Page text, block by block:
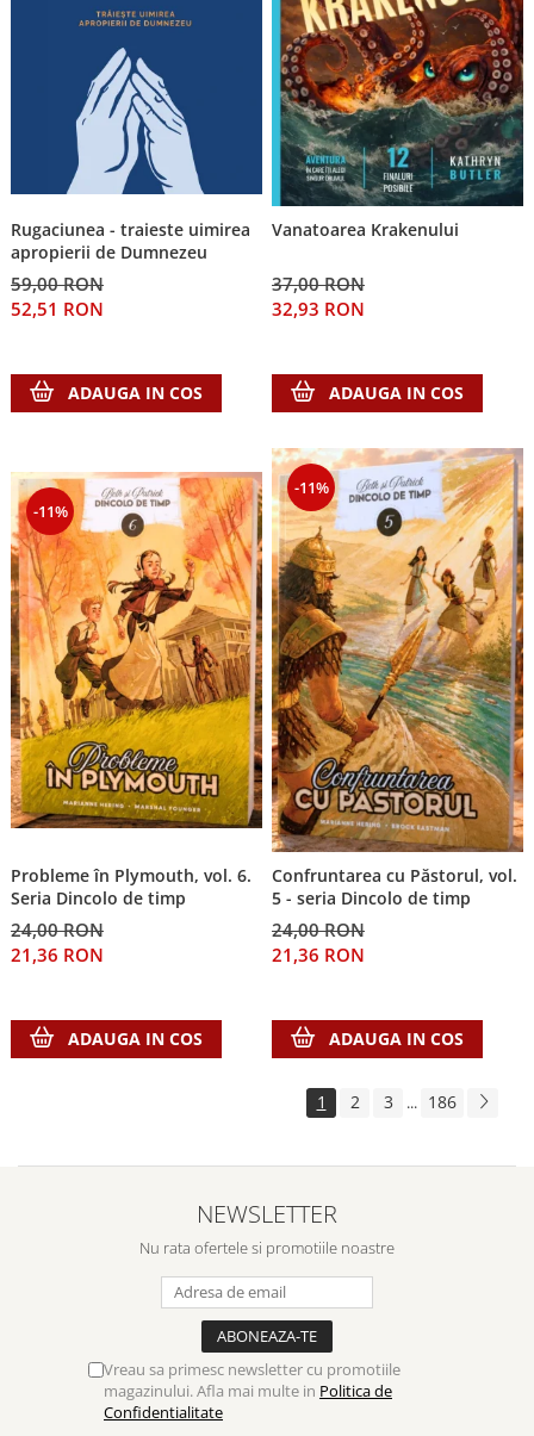
Rugaciunea - traieste uimirea
apropierii de Dumnezeu
59,00 RON
52,51 RON
ADAUGA IN COS
Vanatoarea Krakenului
37,00 RON
32,93 RON
ADAUGA IN COS
-11%
Probleme în Plymouth, vol. 6.
Seria Dincolo de timp
24,00 RON
21,36 RON
ADAUGA IN COS
-11%
Confruntarea cu Păstorul, vol.
5 - seria Dincolo de timp
24,00 RON
21,36 RON
ADAUGA IN COS
1 2 3 ... 186
NEWSLETTER
Nu rata ofertele si promotiile noastre
Vreau sa primesc newsletter cu promotiile
magazinului. Afla mai multe in Politica de
Confidentialitate